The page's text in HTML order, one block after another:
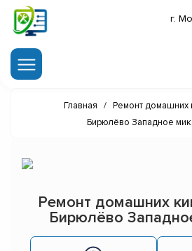
г.
Главная / Ремонт домашних
Бирюлёво Западное
Ремонт домашних
Бирюлёво